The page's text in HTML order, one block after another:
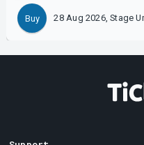
Buy 28 Aug 2026, Stage